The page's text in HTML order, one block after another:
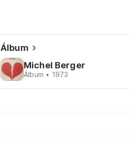
Álbum
Michel Berger
Álbum • 1973